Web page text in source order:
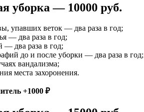
уборка — 10000 руб.
упавших веток — два раза в год;
— два раза в год;
— два раза в год;
до и после уборки — два раза в год;
вандализма;
места захоронения.
+1000 ₽